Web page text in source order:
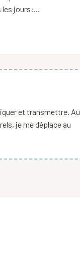
jours:...
et transmettre. Au
je me déplace au